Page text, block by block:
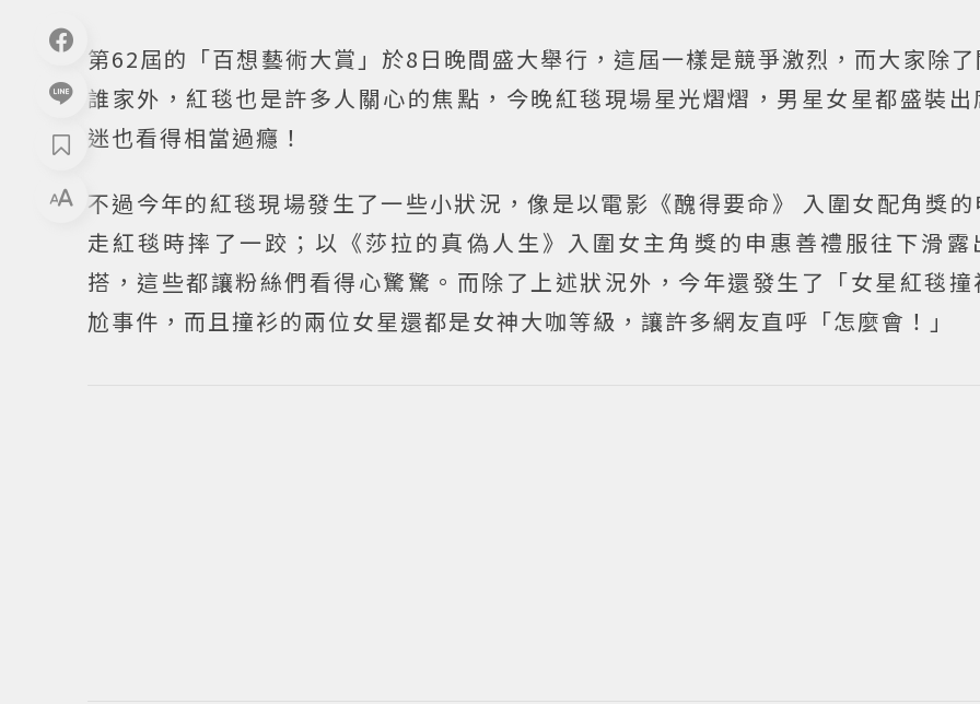
第62屆的「百想藝術大賞」於8日晚間盛大舉行，這屆一樣是競爭激烈，而大家除
誰家外，紅毯也是許多人關心的焦點，今晚紅毯現場星光熠熠，男星女星都盛裝出
迷也看得相當過癮！
不過今年的紅毯現場發生了一些小狀況，像是以電影《醜得要命》 入圍女配角獎的
走紅毯時摔了一跤；以《莎拉的真偽人生》入圍女主角獎的申惠善禮服往下滑露
搭，這些都讓粉絲們看得心驚驚。而除了上述狀況外，今年還發生了「女星紅毯撞
尬事件，而且撞衫的兩位女星還都是女神大咖等級，讓許多網友直呼「怎麼會！」